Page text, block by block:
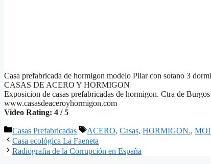
Casa prefabricada de hormigon modelo Pilar con sotano 3
CASAS DE ACERO Y HORMIGON
Exposicion de casas prefabricadas de hormigon. Ctra de
www.casasdeaceroyhormigon.com
Video Rating: 4 / 5
Categorías
Casas Prefabricadas Etiquetas
ACERO, Casas, HORMIGON.,
Casa ecológica La Faeneta
Radiografia de la Corrupción en España